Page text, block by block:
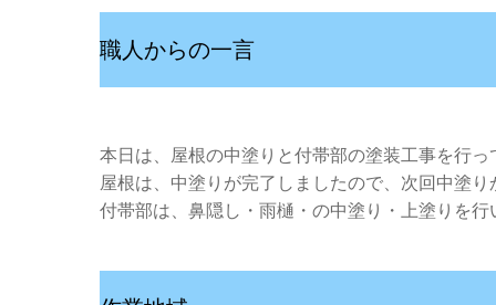
職人からの一言
本日は、屋根の中塗りと付帯部の塗装工事を行っ
屋根は、中塗りが完了しましたので、次回中塗
付帯部は、鼻隠し・雨樋・の中塗り・上塗りを